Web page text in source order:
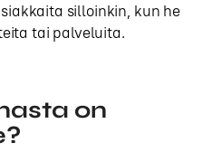
silloinkin, kun he
tai palveluita.
on